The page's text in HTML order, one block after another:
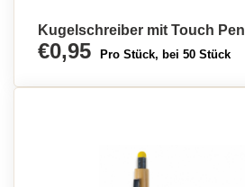
Kugelschreiber mit Touch Pen
€0,95 Pro Stück, bei 50 Stück